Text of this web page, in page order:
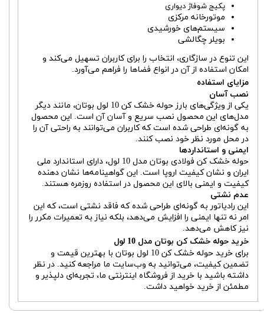
پکیج شوفاژ دیواری
موتورخانه مرکزی
سیستم‌های خورشیدی
بویلر چگالشی
این تنوع در سازگاری، انتخاب را برای کاربران تسهیل می‌کند و
امکان استفاده از آن در انواع فضاها را فراهم می‌آورد.
مزایای استفاده
نصب آسان
یکی از ویژگی‌های بارز حوله خشک کن 10 لول بوتان، مانند دیگر
مدل‌های این محصول نصب سریع و آسان آن است. این محصول
به گونه‌ای طراحی شده است که کاربران می‌توانند به راحتی آن را
در محل مورد نظر خود نصب کنند.
ایمنی و استانداردها
حوله خشک کن فولادی بوتان مدل 10 لول، دارای استاندارد ملی
ایران و نشان کیفیت اروپا است. این گواهینامه‌ها نشان‌ دهنده
کیفیت و ایمنی بالای این محصول در استفاده روزمره هستند.
عدم نشتی
این رادیاتور به گونه‌ای طراحی شده که فاقد نشتی است، که این
امر نه تنها ایمنی را افزایش می‌دهد، بلکه نیاز به تعمیرات مکرر را
نیز کاهش می‌دهد.
خرید حوله خشک کن بوتان مدل 10 لول
برای خرید حوله خشک کن 10 لول بوتان با بهترین قیمت و
تضمین کیفیت، می‌توانید به وب‌سایت ما مراجعه کنید. در نظر
داشته باشید با خرید از فروشگاه اینترنتی ما، تجربه‌ای دلپذیر و
مطمئن از خرید خواهید داشت.